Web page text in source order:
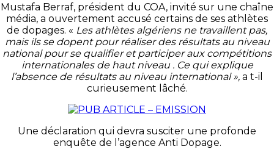
Mustafa Berraf, président du COA, invité sur une chaîne
média, a ouvertement accusé certains de ses athlètes
de dopages. « Les athlètes algériens ne travaillent pas,
mais ils se dopent pour réaliser des résultats au niveau
national pour se qualifier et participer aux compétitions
internationales de haut niveau . Ce qui explique
l’absence de résultats au niveau international », a t-il
curieusement lâché.
Une déclaration qui devra susciter une profonde
enquête de l’agence Anti Dopage.